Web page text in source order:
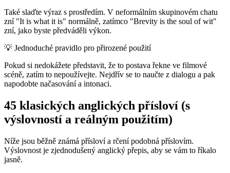
Také slaďte výraz s prostředím. V neformálním skupinovém chatu
zní "It is what it is" normálně, zatímco "Brevity is the soul of wit"
zní, jako byste předváděli výkon.
💡 Jednoduché pravidlo pro přirozené použití
Pokud si nedokážete představit, že to postava řekne ve filmové
scéně, zatím to nepoužívejte. Nejdřív se to naučte z dialogu a pak
napodobte načasování a intonaci.
45 klasických anglických přísloví (s
výslovností a reálným použitím)
Níže jsou běžně známá přísloví a rčení podobná příslovím.
Výslovnost je zjednodušený anglický přepis, aby se vám to říkalo
jasně.